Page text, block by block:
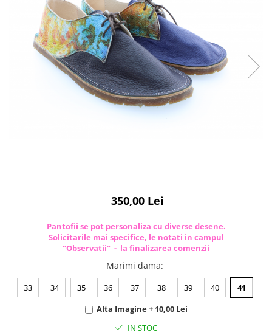
350,00 Lei
Pantofii se pot personaliza cu diverse desene.
Solicitarile mai specifice, le notati in campul
"Observatii" - la finalizarea comenzii
Marimi dama:
33 34 35 36 37 38 39 40
41
Alta Imagine + 10,00 Lei
IN STOC